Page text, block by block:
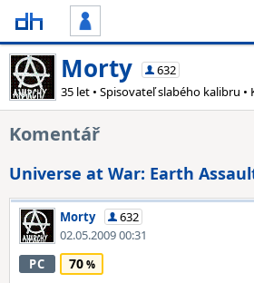
Morty
632
35 let • Spisovateľ slabého kalibru •
Komentář
Universe at War: Earth
Morty
632
02.05.2009 00:31
PC
70